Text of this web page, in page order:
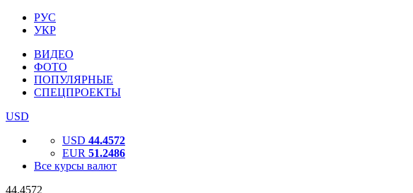
РУС
УКР
ВИДЕО
ФОТО
ПОПУЛЯРНЫЕ
СПЕЦПРОЕКТЫ
USD
USD 44.4572
EUR 51.2486
Все курсы валют
44.4572